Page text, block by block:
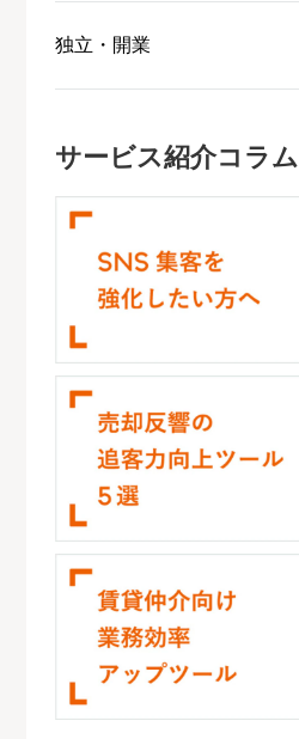
独立・開業
サービス紹介コラム